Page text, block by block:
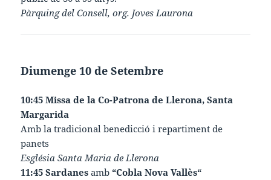
Pàrquing del Consell, org. Joves Laurona
Diumenge 10 de Setembre
10:45 Missa de la Co-Patrona de Llerona, Santa
Margarida
Amb la tradicional benedicció i repartiment de
panets
Església Santa Maria de Llerona
11:45 Sardanes amb“Cobla Nova Vallès“